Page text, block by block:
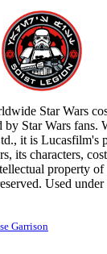
Star Wars
by Star Wars fans.
it is Lucasfilm's
its characters,
property
Used under
Garrison